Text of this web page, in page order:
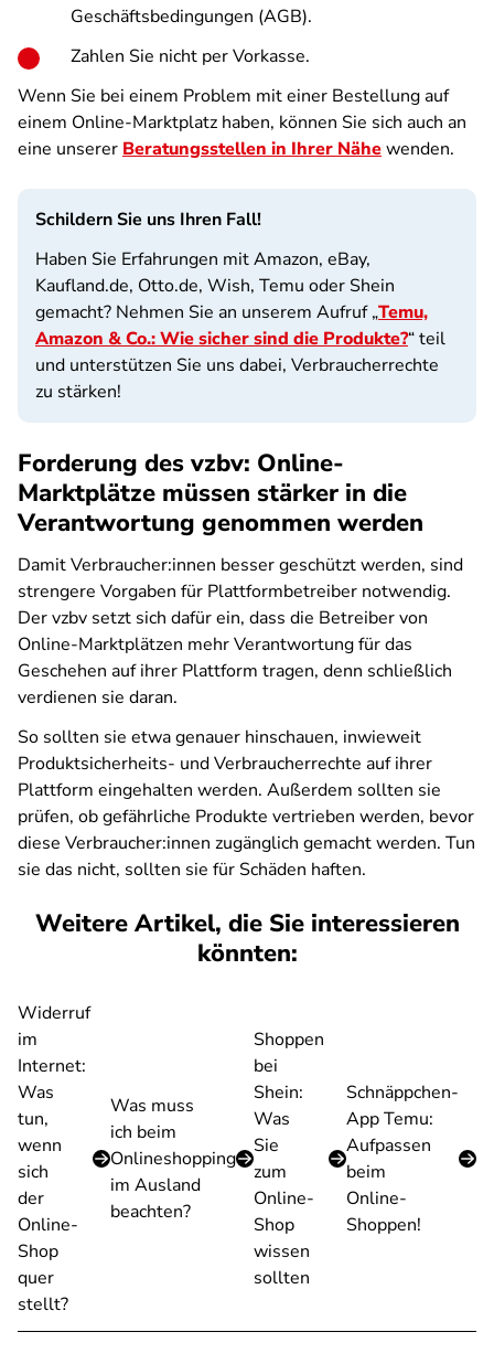
Geschäftsbedingungen (AGB).
Zahlen Sie nicht per Vorkasse.
Wenn Sie bei einem Problem mit einer Bestellung auf
einem Online-Marktplatz haben, können Sie sich auch an
eine unserer Beratungsstellen in Ihrer Nähewenden.
Schildern Sie uns Ihren Fall!
Haben Sie Erfahrungen mit Amazon, eBay,
Kaufland.de, Otto.de, Wish, Temu oder Shein
gemacht? Nehmen Sie an unserem Aufruf „Temu,
Amazon & Co.: Wie sicher sind die Produkte?“ teil
und unterstützen Sie uns dabei, Verbraucherrechte
zu stärken!
Forderung des vzbv: Online-
Marktplätze müssen stärker in die
Verantwortung genommen werden
Damit Verbraucher:innen besser geschützt werden, sind
strengere Vorgaben für Plattformbetreiber notwendig.
Der vzbv setzt sich dafür ein, dass die Betreiber von
Online-Marktplätzen mehr Verantwortung für das
Geschehen auf ihrer Plattform tragen, denn schließlich
verdienen sie daran.
So sollten sie etwa genauer hinschauen, inwieweit
Produktsicherheits- und Verbraucherrechte auf ihrer
Plattform eingehalten werden. Außerdem sollten sie
prüfen, ob gefährliche Produkte vertrieben werden, bevor
diese Verbraucher:innen zugänglich gemacht werden. Tun
sie das nicht, sollten sie für Schäden haften.
Weitere Artikel, die Sie interessieren
könnten:
Widerruf
im
Internet:
Was
tun,
wenn
sich
der
Online-
Shop
quer
stellt?
Was muss
ich beim
Onlineshopping
im Ausland
beachten?
Shoppen
bei
Shein:
Was
Sie
zum
Online-
Shop
wissen
sollten
Schnäppchen-
App Temu:
Aufpassen
beim
Online-
Shoppen!